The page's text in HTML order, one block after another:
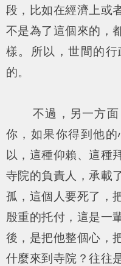
段，比如在經濟上或
不是為了這個來的，
樣。所以，世間的
的。
不過，另一方面
你，如果你得到他
以，這種仰賴、這種
寺院的負責人，承載
孤，這個人要死了，
殷重的托付，這是一
後，是把他整個心，
什麼來到寺院？往往